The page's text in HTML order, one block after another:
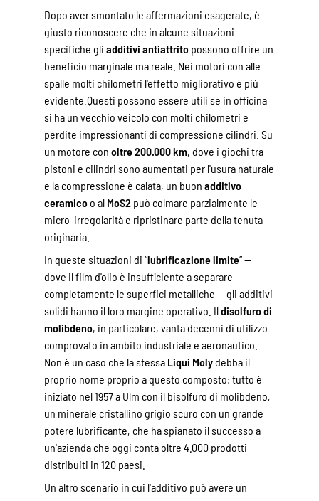
Dopo aver smontato le affermazioni esagerate, è
giusto riconoscere che in alcune situazioni
specifiche gli additivi antiattrito possono offrire un
beneficio marginale ma reale. Nei motori con alle
spalle molti chilometri l'effetto migliorativo è più
evidente.Questi possono essere utili se in officina
si ha un vecchio veicolo con molti chilometri e
perdite impressionanti di compressione cilindri. Su
un motore con oltre 200.000 km, dove i giochi tra
pistoni e cilindri sono aumentati per l'usura naturale
e la compressione è calata, un buon additivo
ceramico o al MoS2 può colmare parzialmente le
micro-irregolarità e ripristinare parte della tenuta
originaria.
In queste situazioni di “lubrificazione limite” —
dove il film d'olio è insufficiente a separare
completamente le superfici metalliche — gli additivi
solidi hanno il loro margine operativo. Ildisolfuro di
molibdeno, in particolare, vanta decenni di utilizzo
comprovato in ambito industriale e aeronautico.
Non è un caso che la stessa Liqui Molydebba il
proprio nome proprio a questo composto: tutto è
iniziato nel 1957 a Ulm con il bisolfuro di molibdeno,
un minerale cristallino grigio scuro con un grande
potere lubrificante, che ha spianato il successo a
un'azienda che oggi conta oltre 4.000 prodotti
distribuiti in 120 paesi.
Un altro scenario in cui l'additivo può avere un